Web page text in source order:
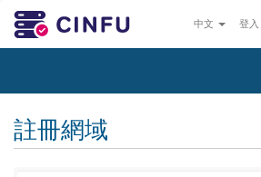
中文 登入
註冊網域